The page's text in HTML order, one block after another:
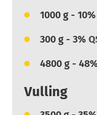
1000 g - 10%
300 g - 3%
4800 g -
Vulling